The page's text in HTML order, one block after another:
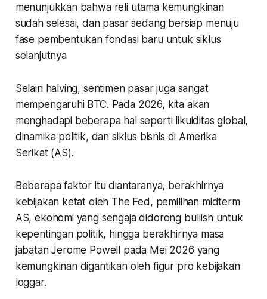
menunjukkan bahwa reli utama kemungkinan
sudah selesai, dan pasar sedang bersiap menuju
fase pembentukan fondasi baru untuk siklus
selanjutnya
Selain halving, sentimen pasar juga sangat
mempengaruhi BTC. Pada 2026, kita akan
menghadapi beberapa hal seperti likuiditas global,
dinamika politik, dan siklus bisnis di Amerika
Serikat (AS).
Beberapa faktor itu diantaranya, berakhirnya
kebijakan ketat oleh The Fed, pemilihan midterm
AS, ekonomi yang sengaja didorong bullishuntuk
kepentingan politik, hingga berakhirnya masa
jabatanJerome Powell pada Mei 2026 yang
kemungkinan digantikan oleh figur pro kebijakan
loggar.